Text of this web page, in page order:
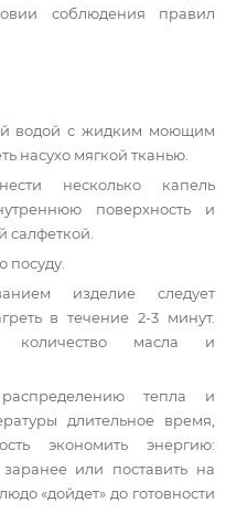
соблюдения правил
водой с жидким моющим
насухо мягкой тканью.
несколько капель
поверхность и
салфеткой.
посуду.
изделие следует
в течение 2-3 минут.
количество масла и
тепла и
длительное время,
экономить энергию:
или поставить на
«дойдет» до готовности